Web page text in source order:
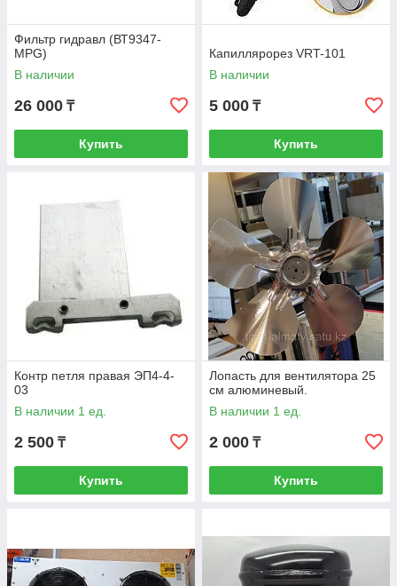
Фильтр гидравл (ВТ9347-
MPG)
В наличии
26 000 ₸
Купить
Капиллярорез VRT-101
В наличии
5 000 ₸
Купить
Контр петля правая ЭП4-4-
03
В наличии 1 ед.
2 500 ₸
Купить
Лопасть для вентилятора 25
см алюминевый.
В наличии 1 ед.
2 000 ₸
Купить